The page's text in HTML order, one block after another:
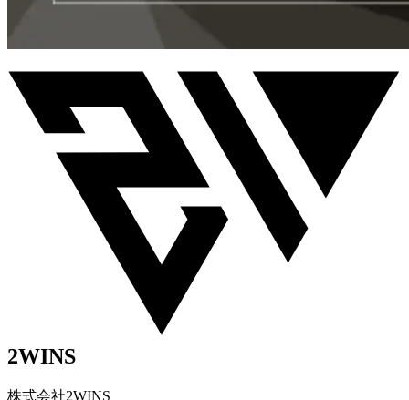
2WINS
株式会社2WINS